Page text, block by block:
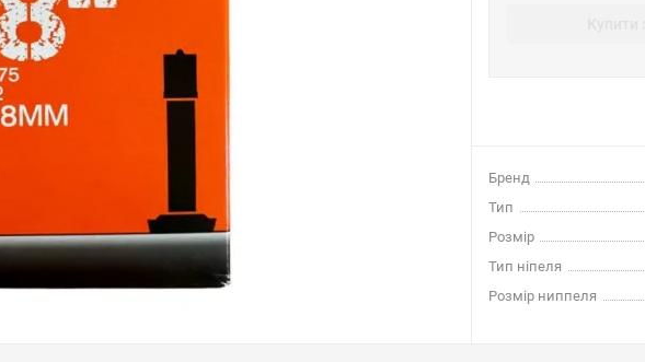
Бренд
Тип
Розмір
Тип ніпеля
Розмір ниппеля